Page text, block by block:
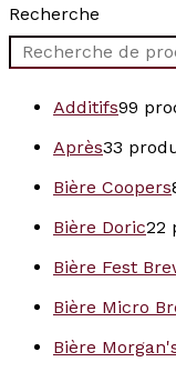
Recherche
Additifs99
Après33
Bière Coopers
Bière Doric22
Bière Fest
Bière Micro
Bière